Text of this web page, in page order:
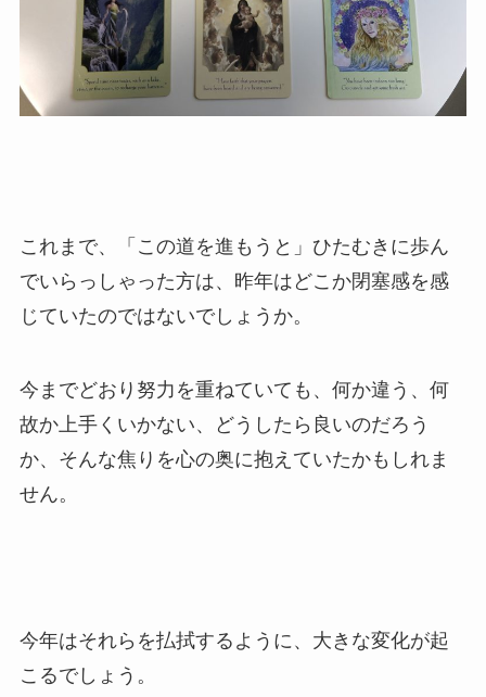
これまで、「この道を進もうと」ひたむきに歩ん
でいらっしゃった方は、昨年はどこか閉塞感を感
じていたのではないでしょうか。
今までどおり努力を重ねていても、何か違う、何
故か上手くいかない、どうしたら良いのだろう
か、そんな焦りを心の奥に抱えていたかもしれま
せん。
今年はそれらを払拭するように、大きな変化が起
こるでしょう。